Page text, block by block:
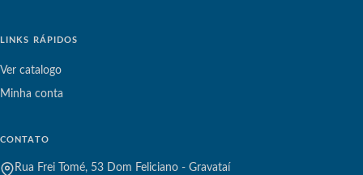
LINKS RÁPIDOS
Ver catalogo
Minha conta
CONTATO
Rua Frei Tomé, 53 Dom Feliciano - Gravataí